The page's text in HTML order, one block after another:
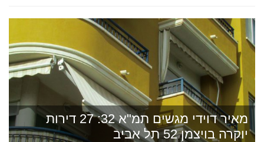
מאיר דוידי מגשים תמ"א 32: 27 דירות
יוקרה בויצמן 52 תל אביב